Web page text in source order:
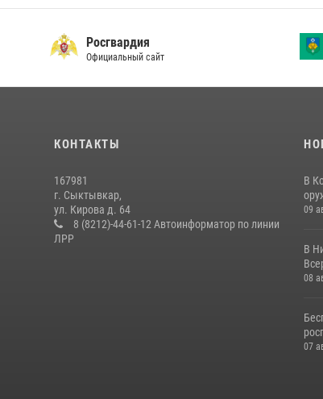
Росгвардия
Официальный сайт
КОНТАКТЫ
167981
г. Сыктывкар,
ул. Кирова д. 64
8 (8212)-44-61-12 Автоинформатор по линии
ЛРР
В
09
В
08
07